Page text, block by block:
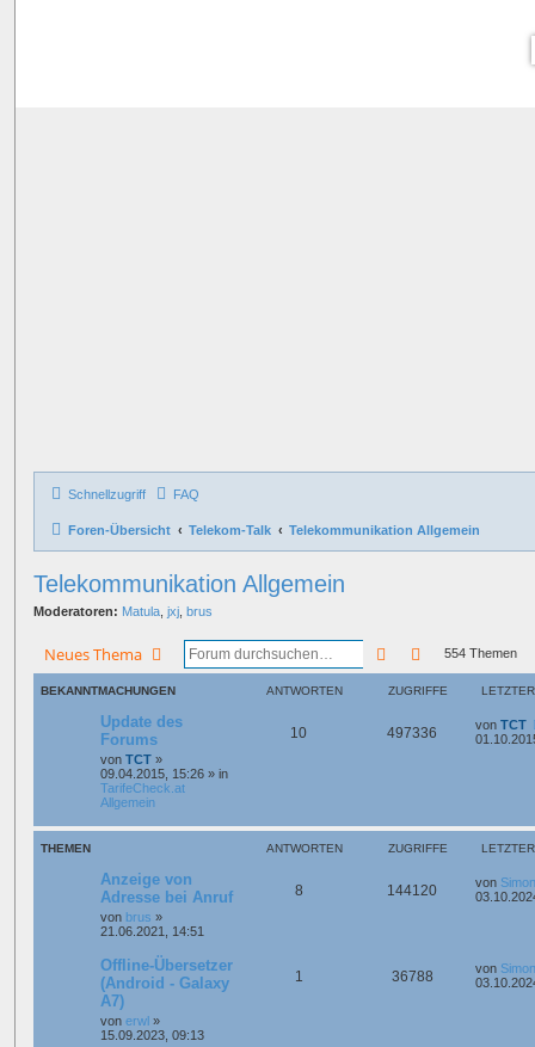
Schnellzugriff FAQ
Foren-Übersicht Telekom-Talk Telekommunikation Allgemein
Telekommunikation Allgemein
Moderatoren: Matula jxj brus
Neues Thema Suche Erweiterte
554 Themen
BEKANNTMACHUNGEN ANTWORTEN ZUGRIFFE
Update des
Forums
von TCT »
09.04.2015, 15:26 » in
TarifeCheck.at
Allgemein
10 497336 von TCT
THEMEN ANTWORTEN ZUGRIFFE
Anzeige von
Adresse bei Anruf
von brus »
21.06.2021, 14:51
8 144120 von
Offline-Übersetzer
(Android - Galaxy
A7)
von erwl »
15.09.2023, 09:13
1 36788 von